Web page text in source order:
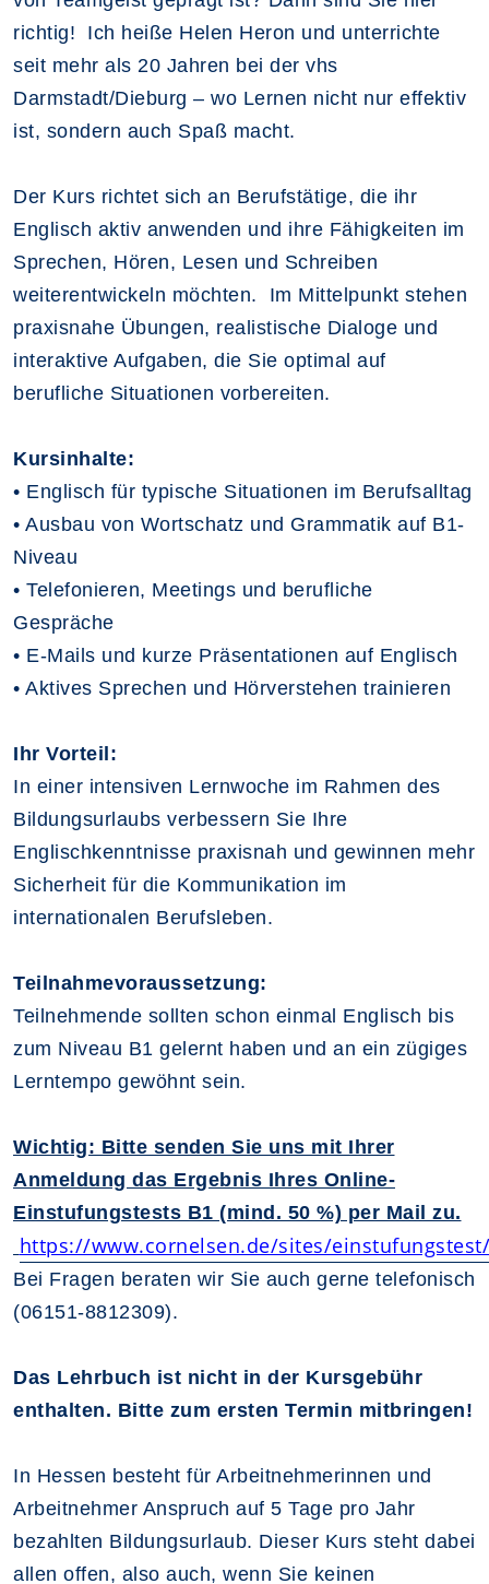
richtig! Ich heiße Helen Heron und unterrichte
seit mehr als 20 Jahren bei der vhs
Darmstadt/Dieburg – wo Lernen nicht nur effektiv
ist, sondern auch Spaß macht.
Der Kurs richtet sich an Berufstätige, die ihr
Englisch aktiv anwenden und ihre Fähigkeiten im
Sprechen, Hören, Lesen und Schreiben
weiterentwickeln möchten. Im Mittelpunkt stehen
praxisnahe Übungen, realistische Dialoge und
interaktive Aufgaben, die Sie optimal auf
berufliche Situationen vorbereiten.
Kursinhalte:
• Englisch für typische Situationen im Berufsalltag
• Ausbau von Wortschatz und Grammatik auf B1-
Niveau
• Telefonieren, Meetings und berufliche
Gespräche
• E-Mails und kurze Präsentationen auf Englisch
• Aktives Sprechen und Hörverstehen trainieren
Ihr Vorteil:
In einer intensiven Lernwoche im Rahmen des
Bildungsurlaubs verbessern Sie Ihre
Englischkenntnisse praxisnah und gewinnen mehr
Sicherheit für die Kommunikation im
internationalen Berufsleben.
Teilnahmevoraussetzung:
Teilnehmende sollten schon einmal Englisch bis
zum Niveau B1 gelernt haben und an ein zügiges
Lerntempo gewöhnt sein.
Wichtig: Bitte senden Sie uns mit Ihrer
Anmeldung das Ergebnis Ihres Online-
Einstufungstests B1 (mind. 50 %) per Mail zu.
https://www.cornelsen.de/sites/
Bei Fragen beraten wir Sie auch gerne telefonisch
(06151-8812309).
Das Lehrbuch ist nicht in der Kursgebühr
enthalten. Bitte zum ersten Termin mitbringen!
In Hessen besteht für Arbeitnehmerinnen und
Arbeitnehmer Anspruch auf 5 Tage pro Jahr
bezahlten Bildungsurlaub. Dieser Kurs steht dabei
allen offen, also auch, wenn Sie keinen